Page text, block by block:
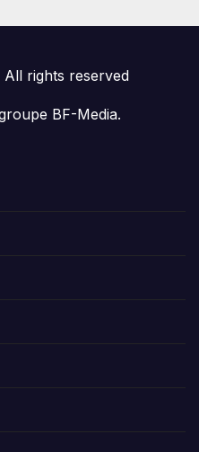
rights reserved
BF-Media.